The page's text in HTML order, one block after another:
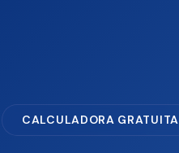
CALCULADORA GRATUITA